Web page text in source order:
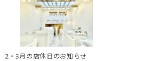
2・3月の店休日のお知らせ